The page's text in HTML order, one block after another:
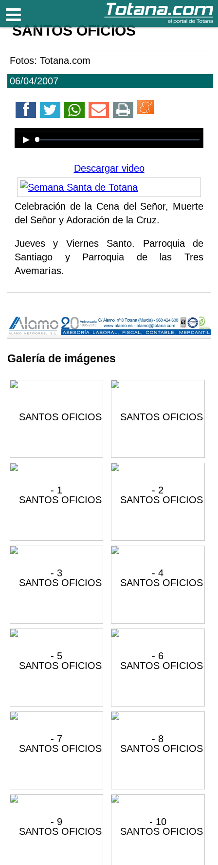
Totana.com
06/04/2007
SANTOS OFICIOS
Fotos: Totana.com
Error loading media: File could not
be played
Descargar video
Celebración de la Cena del Señor, Muerte
del Señor y Adoración de la Cruz.
Jueves y Viernes Santo. Parroquia de
Santiago y Parroquia de las Tres
Avemarías.
Galería de imágenes